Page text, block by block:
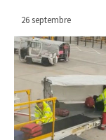
26 septembre